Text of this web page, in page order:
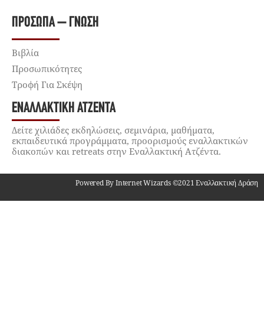
ΠΡΌΣΩΠΑ – ΓΝΏΣΗ
Βιβλία
Προσωπικότητες
Τροφή Για Σκέψη
ΕΝΑΛΛΑΚΤΙΚΉ ΑΤΖΈΝΤΑ
Δείτε χιλιάδες εκδηλώσεις, σεμινάρια, μαθήματα,
εκπαιδευτικά προγράμματα, προορισμούς εναλλακτικών
διακοπών και retreats στην Εναλλακτική Ατζέντα.
Powered By Internet Wizards ©2021 Εναλλακτική Δράση